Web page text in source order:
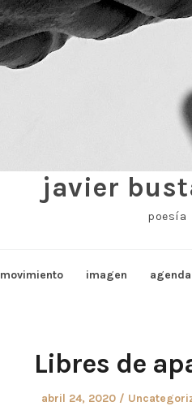
javier
poesía
movimiento imagen agenda
Libres de
Posted
abril 24, 2020
Posted